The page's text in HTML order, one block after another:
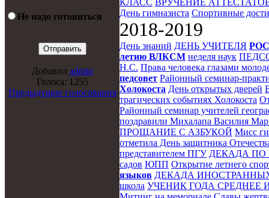
Не надо готовиться
Добавил admin
Голоса: 1255
Предыдущие голосования
КЛАСС ВРУЧЕНИЕ
День гимназиста Спортивные
2018-2019
День знаний ДЕНЬ УЧИТЕЛЯ
летию ВЛКСМ неделя наук
Н.С. Права человека глазами
педсовет Районный семинар-
Холокоста День открытых дверей
трагических событиях Холокоста
Районный семинар учителей
поздравили Михалапа Василия
ПРОЩАНИЕ С АЗБУКОЙ Мисс
отметила День защитника
представителем ПГУ ДЕКАДА ПО
садов ЮПП Открытие летнего
языков ДЕКАДА
школа УЧЕНИК ГОДА СРЕДНЕЕ